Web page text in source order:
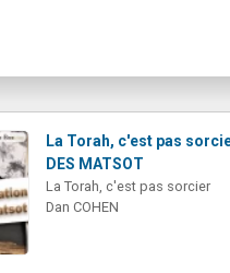
La Torah, c'est pas
DES MATSOT
La Torah, c'est pas sorcier
Dan COHEN